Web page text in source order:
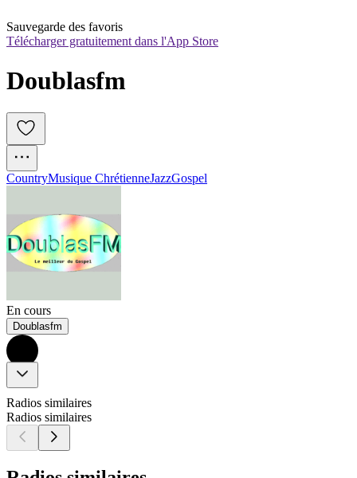
Sauvegarde des favoris
Télécharger gratuitement dans l'App Store
Doublasfm
CountryMusique ChrétienneJazzGospel
En cours
Doublasfm
Radios similaires
Radios similaires